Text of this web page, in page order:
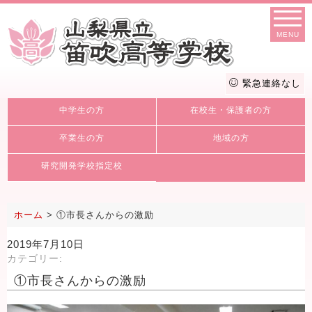
MENU
緊急連絡なし
中学生の方 在校生・保護者の方
卒業生の方 地域の方
研究開発学校指定校
ホーム > ①市長さんからの激励
2019年7月10日
カテゴリー:
①市長さんからの激励